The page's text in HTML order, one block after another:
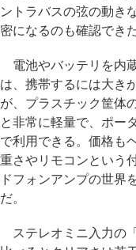
ントラバスの弦の動き
密になるのも確認できた
電池やバッテリを内
は、携帯するには大き
が、プラスチック筐体
と非常に軽量で、ポー
で利用できる。価格も
重さやリモコンという
ドフォンアンプの世界
だ。
ステレオミニ入力の